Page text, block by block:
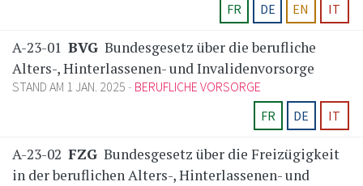
FR
DE EN IT
A-23-01 BVG Bundesgesetz über die berufliche
Alters-, Hinterlassenen- und Invalidenvorsorge
STAND AM 1 JAN. 2025
BERUFLICHE VORSORGE
FR
DE IT
A-23-02 FZG Bundesgesetz über die Freizügigkeit
in der beruflichen Alters-, Hinterlassenen- und